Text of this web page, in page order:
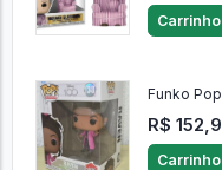
Carrinho
Funko
R$
Carrinho